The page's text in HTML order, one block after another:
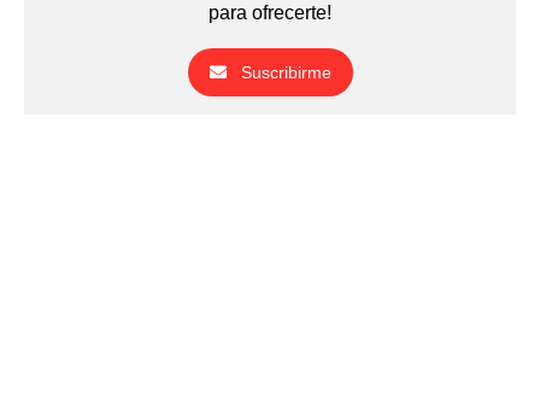
para ofrecerte!
Suscribirme